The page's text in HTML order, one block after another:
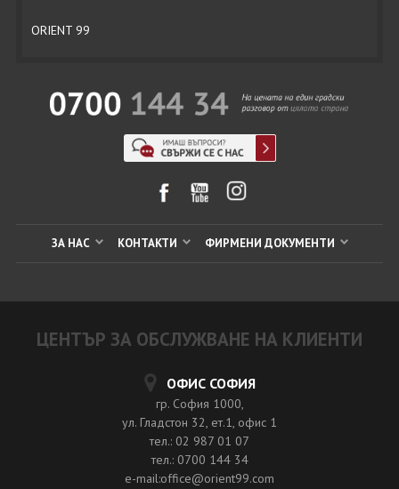
ORIENT 99
ЗА НАС КОНТАКТИ ФИРМЕНИ ДОКУМЕНТИ
ЦЕНТЪР ЗА ОБСЛУЖВАНЕ НА КЛИЕНТИ
ОФИС СОФИЯ
гр. София 1000,
ул. Гладстон 32, ет.1, офис 1
тел.: 02 987 01 07
тел.: 0700 144 34
e-mail:office@orient99.com